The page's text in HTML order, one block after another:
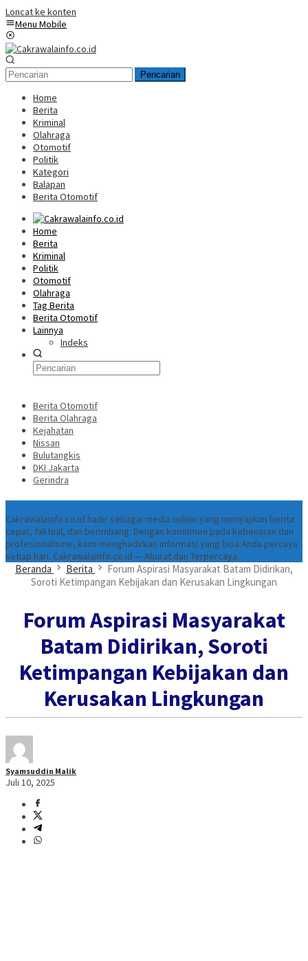
Loncat ke konten
Menu Mobile
Pencarian
Home
Berita
Kriminal
Olahraga
Otomotif
Politik
Kategori
Balapan
Berita Otomotif
Home
Berita
Kriminal
Politik
Otomotif
Olahraga
Tag Berita
Berita Otomotif
Lainnya
Indeks
Berita Otomotif
Berita Olahraga
Kejahatan
Nissan
Bulutangkis
DKI Jakarta
Gerindra
Cakrawalainfo.co.id hadir sebagai media online yang menyajikan berita
cepat, faktual, dan berimbang. Dengan komitmen pada kebenaran dan
profesionalisme, kami menghadirkan informasi yang bisa Anda percaya
setiap hari. Cakrawalainfo.co.id — Akurat dan Terpercaya.
Beranda Berita
Forum Aspirasi Masyarakat Batam Didirikan,
Soroti Ketimpangan Kebijakan dan Kerusakan Lingkungan
Forum Aspirasi Masyarakat
Batam Didirikan, Soroti
Ketimpangan Kebijakan dan
Kerusakan Lingkungan
Syamsuddin Malik
Juli 10, 2025